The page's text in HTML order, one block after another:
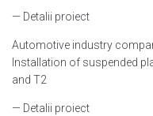
— Detalii proiect
Automotive industry
Installation of suspended
and T2
— Detalii proiect